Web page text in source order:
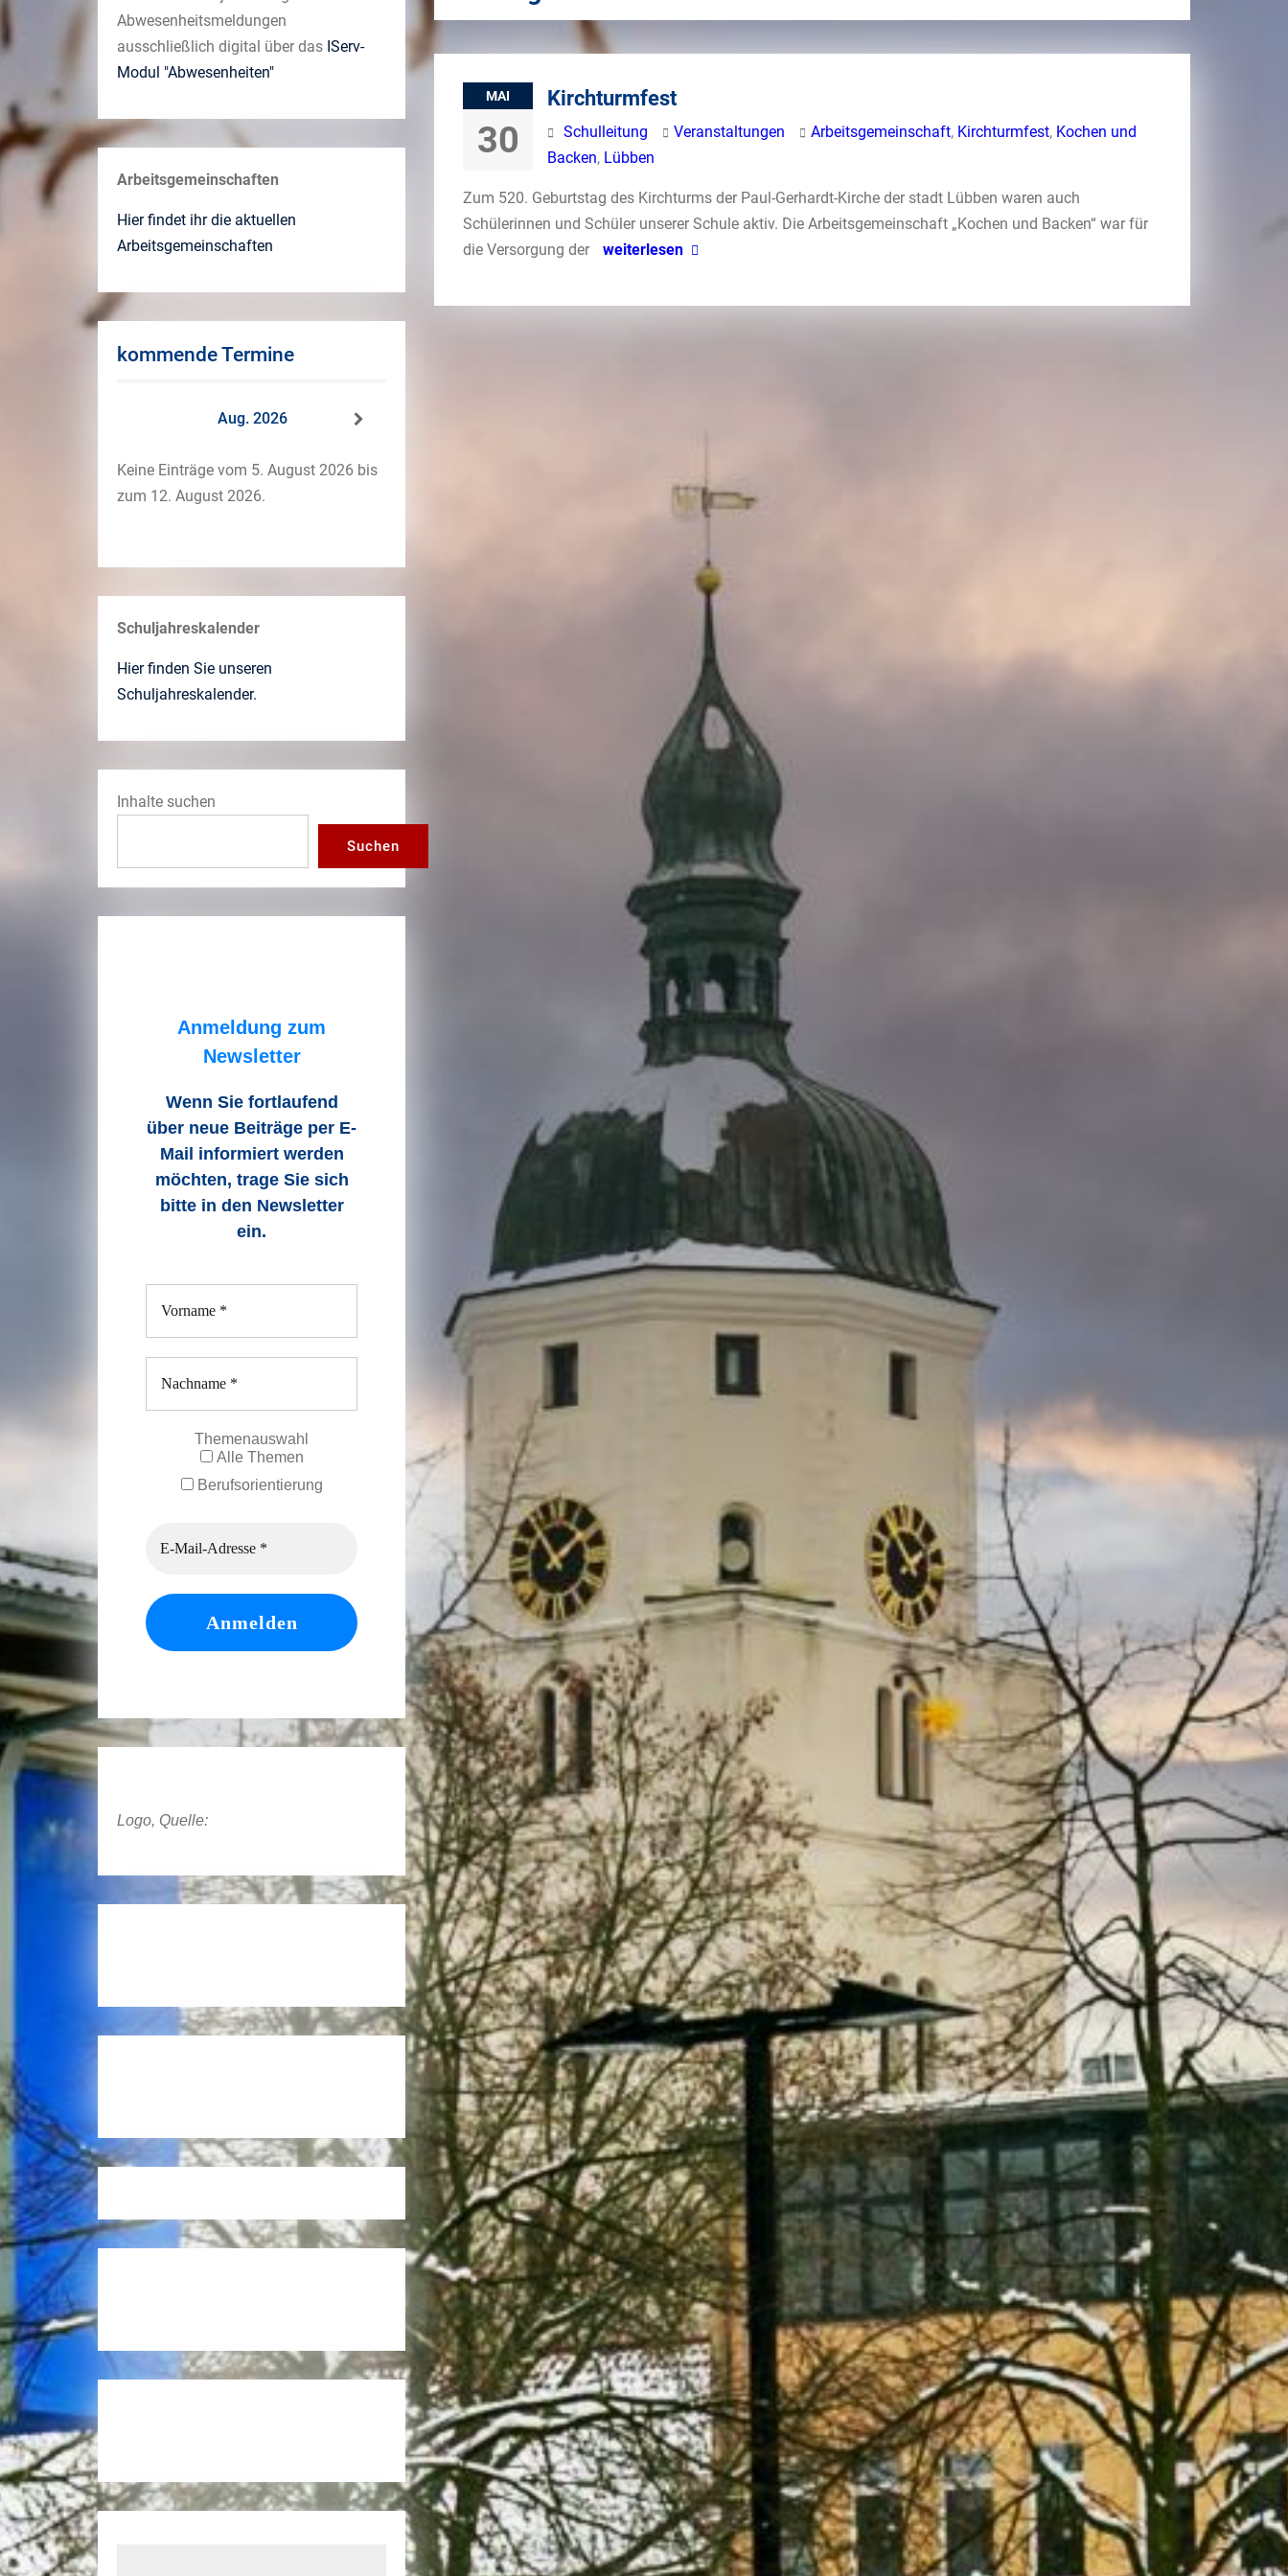
MAI
30
Kirchturmfest
Schulleitung Veranstaltungen Arbeitsgemeinschaft, Kirchturmfest, Kochen und
Backen, Lübben
Zum 520. Geburtstag des Kirchturms der Paul-Gerhardt-Kirche der stadt Lübben waren auch
Schülerinnen und Schüler unserer Schule aktiv. Die Arbeitsgemeinschaft „Kochen und Backen“ war für
die Versorgung der
weiterlesen
Abwesenheitsmeldungen
ausschließlich digital über das IServ-
Modul "Abwesenheiten"
Arbeitsgemeinschaften
Hier findet ihr die aktuellen
Arbeitsgemeinschaften
kommende Termine
Aug. 2026
Keine Einträge vom 5. August 2026 bis
zum 12. August 2026.
Schuljahreskalender
Hier finden Sie unseren
Schuljahreskalender.
Inhalte suchen
Suchen
Anmeldung zum
Newsletter
Wenn Sie fortlaufend
über neue Beiträge per E-
Mail informiert werden
möchten, trage Sie sich
bitte in den Newsletter
ein.
Themenauswahl
Alle Themen
Berufsorientierung
Logo, Quelle: